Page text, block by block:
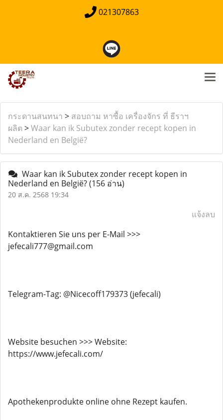
021307863
กระดานสนทนา > สอบถาม หาซื้อ เครื่องจักร ที่ ธีราฯ
ผลิต >Waar kan ik Subutex zonder recept kopen in
Nederland en België?
Waar kan ik Subutex zonder recept kopen in
Nederland en België?(156 อ่าน)
20 ส.ค. 2568 19:34
แจ้งลบ
Kontaktieren Sie uns per E-Mail >>>
jefecali777@gmail.com
Telegram-Tag: @Nicecoff179373 (jefecali)
Website besuchen >>> Website:
https://www.jefecali.com/
Apothekenprodukte online ohne Rezept kaufen.